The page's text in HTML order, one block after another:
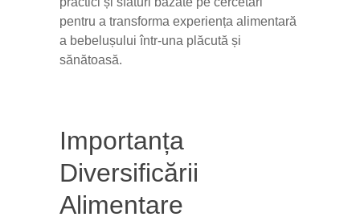
pentru a transforma experiența alimentară
a bebelușului într-una plăcută și
sănătoasă.
Importanța
Diversificării
Alimentare